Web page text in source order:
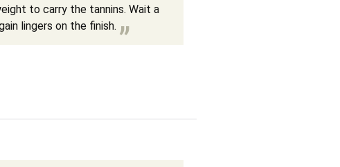
to carry the tannins. Wait a
lingers on the finish.